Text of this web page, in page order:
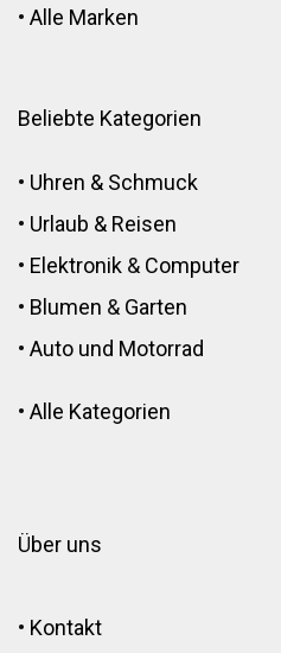
• Alle Marken
Beliebte Kategorien
• Uhren & Schmuck
• Urlaub & Reisen
• Elektronik & Computer
• Blumen & Garten
• Auto und Motorrad
• Alle Kategorien
Über uns
• Kontakt